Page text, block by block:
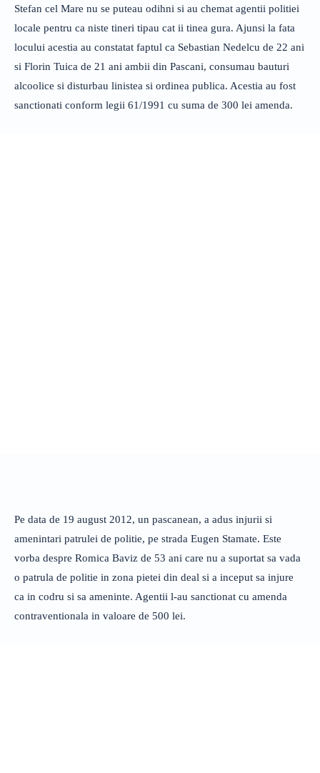
Stefan cel Mare nu se puteau odihni si au chemat agentii politiei
locale pentru ca niste tineri tipau cat ii tinea gura. Ajunsi la fata
locului acestia au constatat faptul ca Sebastian Nedelcu de 22 ani
si Florin Tuica de 21 ani ambii din Pascani, consumau bauturi
alcoolice si disturbau linistea si ordinea publica. Acestia au fost
sanctionati conform legii 61/1991 cu suma de 300 lei amenda.
Pe data de 19 august 2012, un pascanean, a adus injurii si
amenintari patrulei de politie, pe strada Eugen Stamate. Este
vorba despre Romica Baviz de 53 ani care nu a suportat sa vada
o patrula de politie in zona pietei din deal si a inceput sa injure
ca in codru si sa ameninte. Agentii l-au sanctionat cu amenda
contraventionala in valoare de 500 lei.